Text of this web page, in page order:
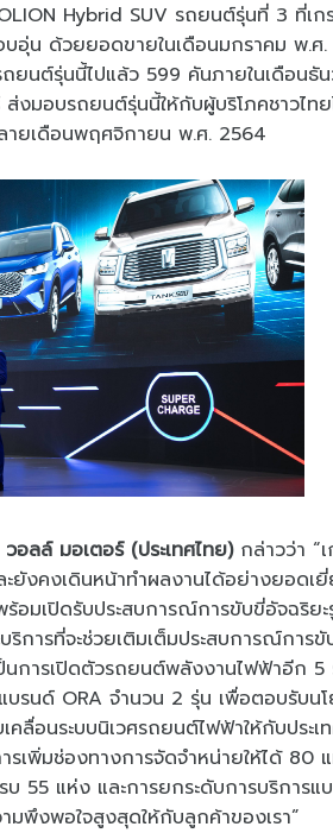
Hybrid SUV รถยนต์รุ่นที่ 3 ที่เ
บอุ่น ด้วยยอดขายในเดือนมกราคม พ.
นต์รุ่นนี้ไปแล้ว 599 คันภายในเดือนธั
งมอบรถยนต์รุ่นนี้ให้กับผู้บริโภคชาวไท
ายเดือนพฤศจิกายน พ.ศ. 2564
ลล์ มอเตอร์ (ประเทศไทย) กล่าวว่า “
ะยังคงเดินหน้าทำผลงานได้อย่างยอดเ
อมเปิดรับประสบการณ์การขับขี่อัจฉริยะ
ารที่จะช่วยเติมเต็มประสบการณ์การ
นการเปิดตัวรถยนต์พลังงานไฟฟ้าอีก
รนด์ ORA จำนวน 2 รุ่น เพื่อตอบรับน
ลื่อนระบบนิเวศรถยนต์ไฟฟ้าให้กับประ
พิ่มช่องทางการจัดจำหน่ายให้ได้ 80 แ
บ 55 แห่ง และการยกระดับการบริการ
มพึงพอใจสูงสุดให้กับลูกค้าของเรา”